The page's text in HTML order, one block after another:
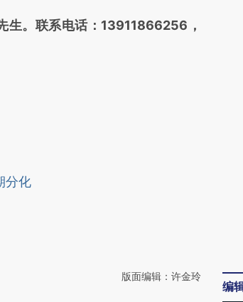
生。联系电话：13911866256，
分化
版面编辑：许金玲
编